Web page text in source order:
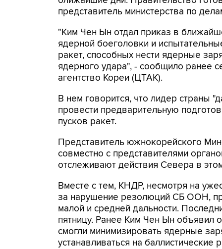
представитель министерства по
"Ким Чен Ын отдал приказ в
ядерной боеголовки и
ракет, способных нести ядерные
ядерного удара", - сообщило ранее
агентство Кореи (ЦТАК).
В нем говорится, что лидер страны
провести предварительную
пусков ракет.
Представитель южнокорейского
совместно с представителями
отслеживают действия Севера в
Вместе с тем, КНДР, несмотря на
за нарушение резолюций СБ ООН,
малой и средней дальности.
пятницу. Ранее Ким Чен Ын объявил
смогли минимизировать ядерные
устанавливаться на баллистические